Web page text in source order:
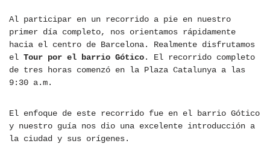
Al participar en un recorrido a pie en nuestro
primer día completo, nos orientamos rápidamente
hacia el centro de Barcelona. Realmente disfrutamos
el Tour por el barrio Gótico. El recorrido completo
de tres horas comenzó en la Plaza Catalunya a las
9:30 a.m.
El enfoque de este recorrido fue en el barrio Gótico
y nuestro guía nos dio una excelente introducción a
la ciudad y sus orígenes.